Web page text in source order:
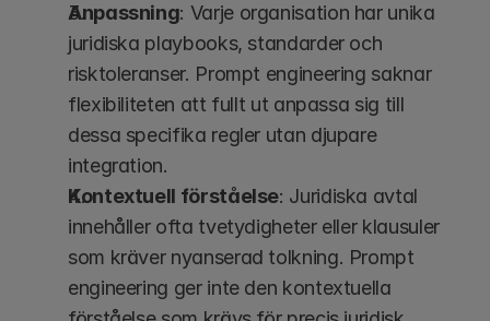
Anpassning: Varje organisation har unika
juridiska playbooks, standarder och
risktoleranser. Prompt engineering saknar
flexibiliteten att fullt ut anpassa sig till
dessa specifika regler utan djupare
integration.
Kontextuell förståelse: Juridiska avtal
innehåller ofta tvetydigheter eller klausuler
som kräver nyanserad tolkning. Prompt
engineering ger inte den kontextuella